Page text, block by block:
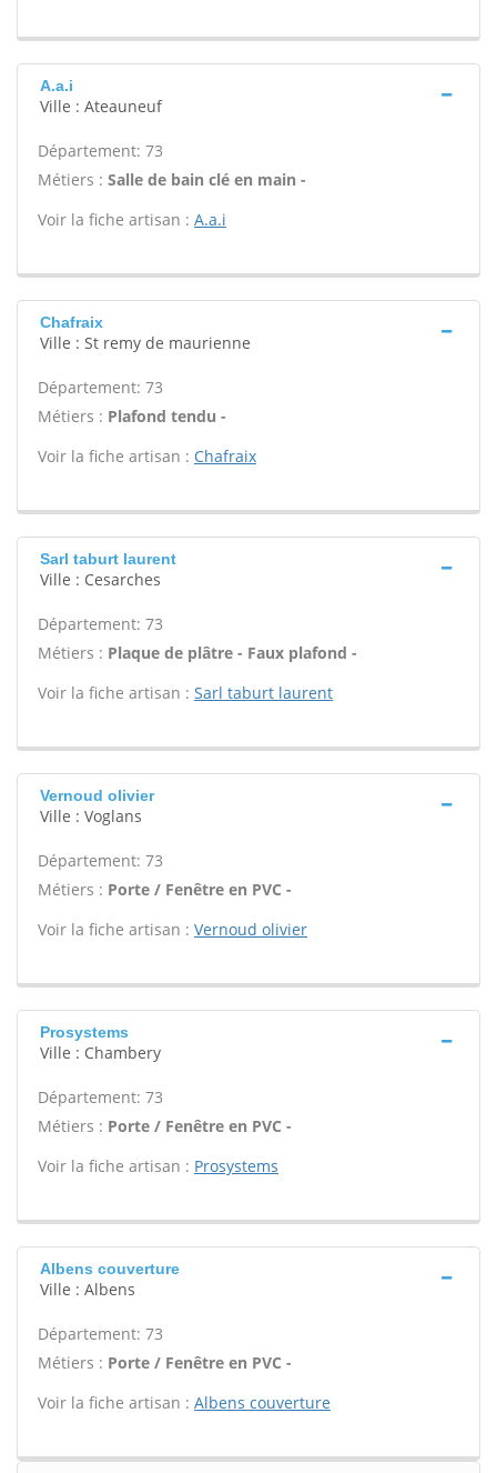
A.a.i
Ville : Ateauneuf
Département: 73
Métiers : Salle de bain clé en main -
Voir la fiche artisan : A.a.i
Chafraix
Ville : St remy de maurienne
Département: 73
Métiers : Plafond tendu -
Voir la fiche artisan : Chafraix
Sarl taburt laurent
Ville : Cesarches
Département: 73
Métiers : Plaque de plâtre - Faux plafond -
Voir la fiche artisan : Sarl taburt laurent
Vernoud olivier
Ville : Voglans
Département: 73
Métiers : Porte / Fenêtre en PVC -
Voir la fiche artisan : Vernoud olivier
Prosystems
Ville : Chambery
Département: 73
Métiers : Porte / Fenêtre en PVC -
Voir la fiche artisan : Prosystems
Albens couverture
Ville : Albens
Département: 73
Métiers : Porte / Fenêtre en PVC -
Voir la fiche artisan : Albens couverture